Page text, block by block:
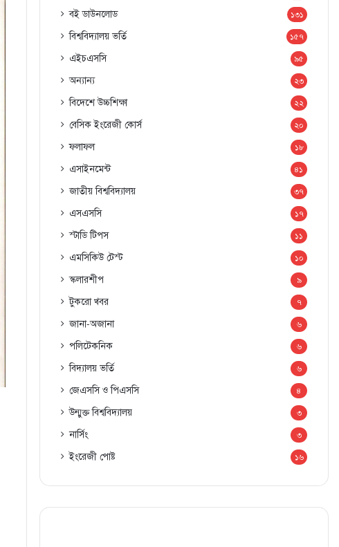
বই ডাউনলোড ১৩১
বিশ্ববিদ্যালয় ভর্তি ১৫৭
এইচএসসি ৯৫
অন্যান্য ২৩
বিদেশে উচ্চশিক্ষা ২২
বেসিক ইংরেজী কোর্স ২০
ফলাফল ১৮
এসাইনমেন্ট ৪১
জাতীয় বিশ্ববিদ্যালয় ৩৭
এসএসসি ১৭
স্টাডি টিপস ১১
এমসিকিউ টেস্ট ১০
স্কলারশীপ ৯
টুকরো খবর ৭
জানা-অজানা ৬
পলিটেকনিক ৬
বিদ্যালয় ভর্তি ৬
জেএসসি ও পিএসসি ৪
উন্মুক্ত বিশ্ববিদ্যালয় ৩
নার্সিং ৩
ইংরেজী পোষ্ট ১৬